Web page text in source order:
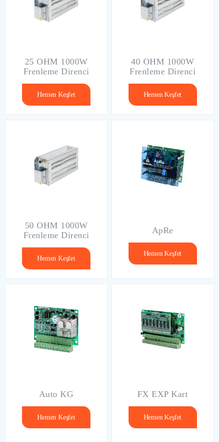
25 OHM 1000W
Frenleme Direnci
Hemen Keşfet
40 OHM 1000W
Frenleme Direnci
Hemen Keşfet
50 OHM 1000W
Frenleme Direnci
Hemen Keşfet
ApRe
Hemen Keşfet
Auto KG
Hemen Keşfet
FX EXP Kart
Hemen Keşfet